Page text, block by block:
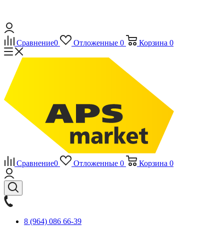
Сравнение0 Отложенные 0 Корзина 0
Сравнение0 Отложенные 0 Корзина 0
8 (964) 086 66-39